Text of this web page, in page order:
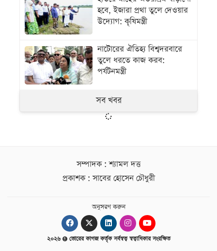
হবে, ইজারা প্রথা তুলে দেওয়ার
উদ্যোগ: কৃষিমন্ত্রী
নাটোরের ঐতিহ্য বিশ্বদরবারে
তুলে ধরতে কাজ করব:
পর্যটনমন্ত্রী
সব খবর
সম্পাদক : শ্যামল দত্ত
প্রকাশক : সাবের হোসেন চৌধুরী
অনুসরণ করুন
২০২৬ ভোরের কাগজ কর্তৃক সর্বস্বত্ব স্বত্বাধিকার সংরক্ষিত